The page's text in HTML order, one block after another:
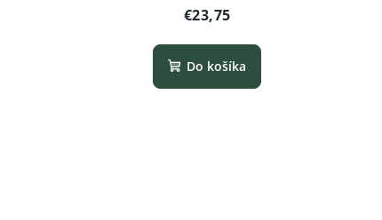
€23,75
Do košíka